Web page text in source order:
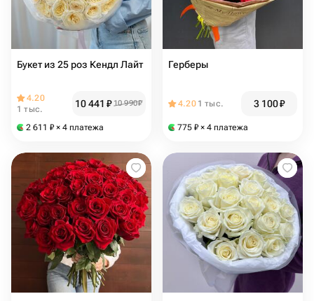
Букет из 25 роз Кендл Лайт
4.20
1 тыс.
10 441 ₽ 10 990₽
2 611 ₽ × 4 платежа
Герберы
4.20 1 тыс. 3 100₽
775 ₽ × 4 платежа